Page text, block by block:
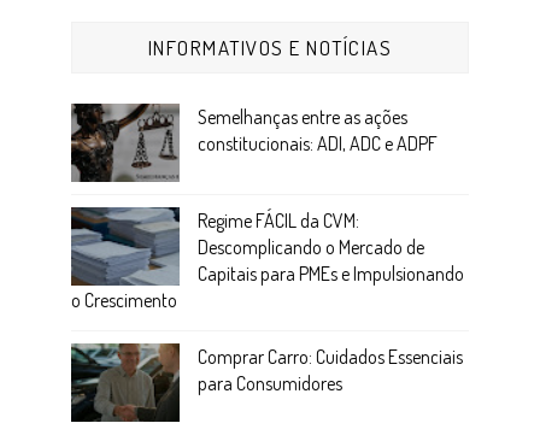
INFORMATIVOS E NOTÍCIAS
Semelhanças entre as ações
constitucionais: ADI, ADC e ADPF
Regime FÁCIL da CVM:
Descomplicando o Mercado de
Capitais para PMEs e Impulsionando
o Crescimento
Comprar Carro: Cuidados Essenciais
para Consumidores